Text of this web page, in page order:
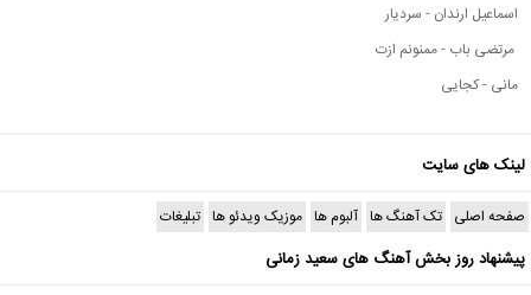
اسماعیل ارندان - سردیار
مرتضی باب - ممنونم ازت
مانی - کجایی
لینک های سایت
صفحه اصلی تک آهنگ ها آلبوم ها موزیک ویدئو ها تبلیغات
پیشنهاد روز بخش آهنگ های سعید زمانی